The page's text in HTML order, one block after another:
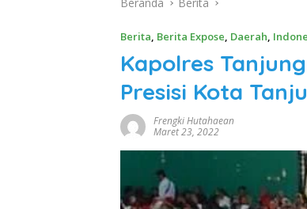
Berita, Berita Expose, Daerah,
Kapolres
Presisi Kota
Frengki Hutahaean
Maret 23, 2022